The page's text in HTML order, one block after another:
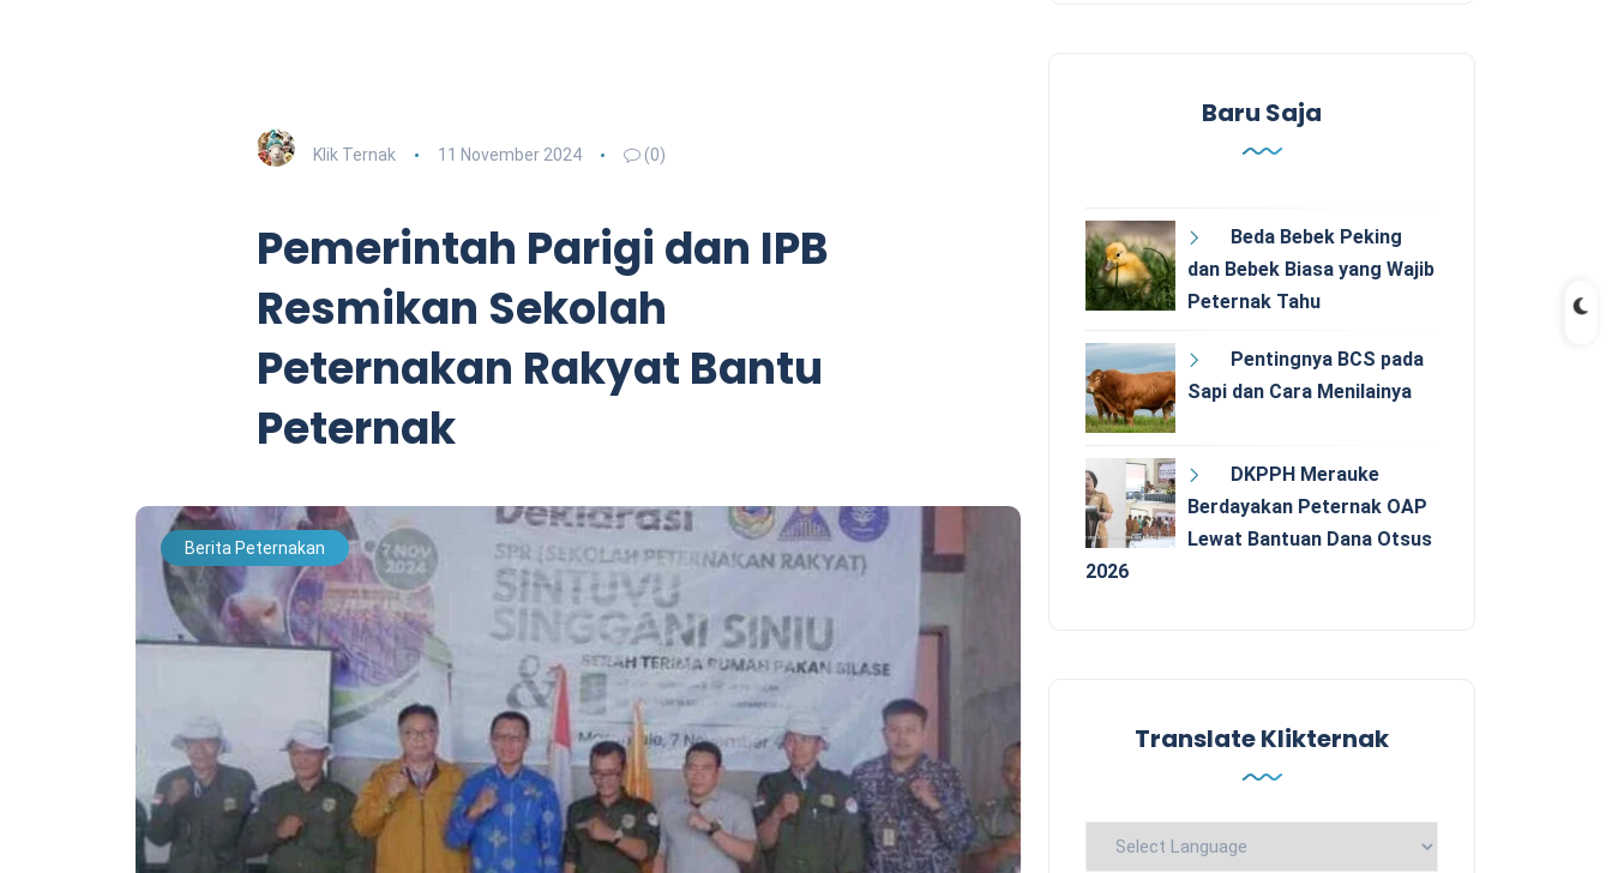
Klik Ternak 11 November 2024 (0)
Pemerintah Parigi dan IPB
Resmikan Sekolah
Peternakan Rakyat Bantu
Peternak
Berita Peternakan
Baru Saja
Beda Bebek Peking
dan Bebek Biasa yang Wajib
Peternak Tahu
Pentingnya BCS pada
Sapi dan Cara Menilainya
DKPPH Merauke
Berdayakan Peternak OAP
Lewat Bantuan Dana Otsus
2026
Translate Klikternak